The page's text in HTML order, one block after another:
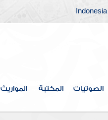
Indonesia
الصوتيات المكتبة المواريث